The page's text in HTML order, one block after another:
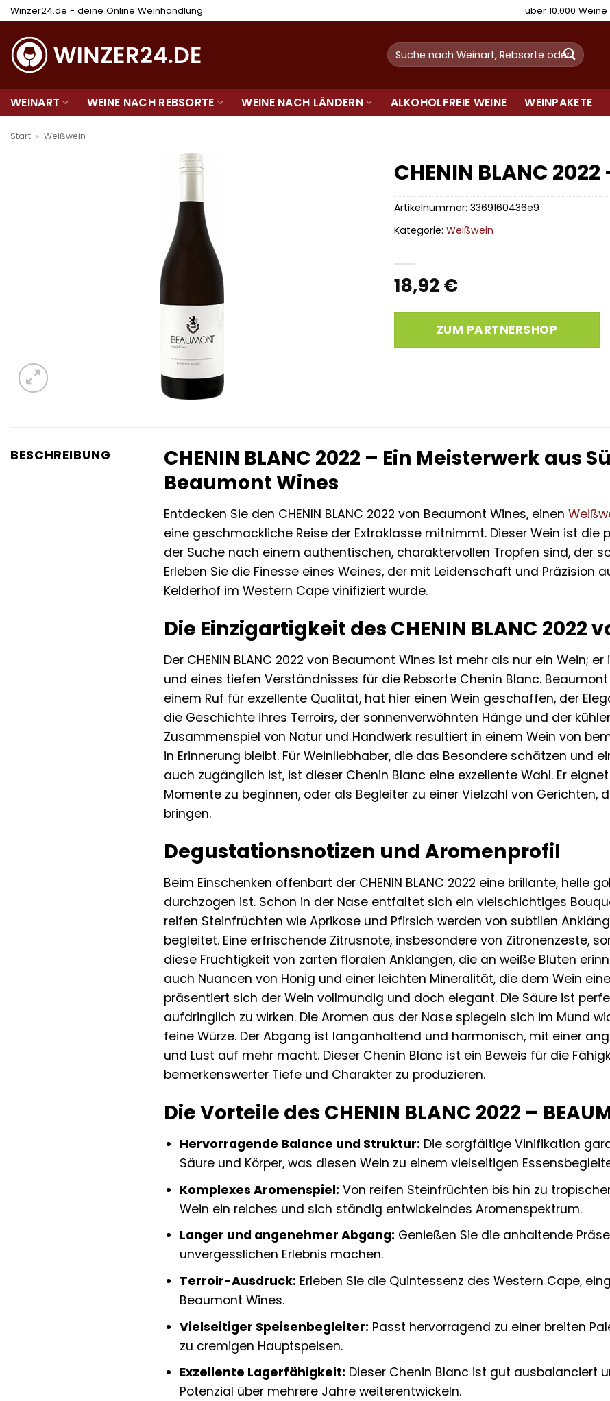
Zum
springen
Winzer24.de - deine Online Weinhandlung über 10.000
Suchen
nach:
WEINART WEINE NACH REBSORTE WEINE NACH LÄNDERN ALKOHOLFREIE WEINE WEINPAKETE
Start » Weißwein
CHENIN BLANC 2022
18,92 €
ZUM PARTNERSHOP
Artikelnummer: 3369160436e9
Kategorie: Weißwein
BESCHREIBUNG
CHENIN BLANC 2022 – Ein Meisterwerk aus
Beaumont Wines
Entdecken Sie den CHENIN BLANC 2022 von Beaumont Wines, einen
eine geschmackliche Reise der Extraklasse mitnimmt. Dieser Wein ist
der Suche nach einem authentischen, charaktervollen Tropfen sind, der
Erleben Sie die Finesse eines Weines, der mit Leidenschaft und Präzision
Kelderhof im Western Cape vinifiziert wurde.
Die Einzigartigkeit des CHENIN BLANC 2022
Der CHENIN BLANC 2022 von Beaumont Wines ist mehr als nur ein Wein;
und eines tiefen Verständnisses für die Rebsorte Chenin Blanc.
einem Ruf für exzellente Qualität, hat hier einen Wein geschaffen, der
die Geschichte ihres Terroirs, der sonnenverwöhnten Hänge und der
Zusammenspiel von Natur und Handwerk resultiert in einem Wein von
in Erinnerung bleibt. Für Weinliebhaber, die das Besondere schätzen und
auch zugänglich ist, ist dieser Chenin Blanc eine exzellente Wahl. Er
Momente zu beginnen, oder als Begleiter zu einer Vielzahl von
bringen.
Degustationsnotizen und Aromenprofil
Beim Einschenken offenbart der CHENIN BLANC 2022 eine brillante, helle
durchzogen ist. Schon in der Nase entfaltet sich ein vielschichtiges
reifen Steinfrüchten wie Aprikose und Pfirsich werden von subtilen
begleitet. Eine erfrischende Zitrusnote, insbesondere von Zitronenzeste,
diese Fruchtigkeit von zarten floralen Anklängen, die an weiße Blüten
auch Nuancen von Honig und einer leichten Mineralität, die dem Wein
präsentiert sich der Wein vollmundig und doch elegant. Die Säure ist
aufdringlich zu wirken. Die Aromen aus der Nase spiegeln sich im Mund
feine Würze. Der Abgang ist langanhaltend und harmonisch, mit einer
und Lust auf mehr macht. Dieser Chenin Blanc ist ein Beweis für die
bemerkenswerter Tiefe und Charakter zu produzieren.
Die Vorteile des CHENIN BLANC 2022 –
Hervorragende Balance und Struktur: Die sorgfältige Vinifikation
Säure und Körper, was diesen Wein zu einem vielseitigen
Komplexes Aromenspiel: Von reifen Steinfrüchten bis hin zu
Wein ein reiches und sich ständig entwickelndes Aromenspektrum.
Langer und angenehmer Abgang: Genießen Sie die anhaltende
unvergesslichen Erlebnis machen.
Terroir-Ausdruck: Erleben Sie die Quintessenz des Western Cape,
Beaumont Wines.
Vielseitiger Speisenbegleiter: Passt hervorragend zu einer breiten
zu cremigen Hauptspeisen.
Exzellente Lagerfähigkeit: Dieser Chenin Blanc ist gut ausbalanciert
Potenzial über mehrere Jahre weiterentwickeln.